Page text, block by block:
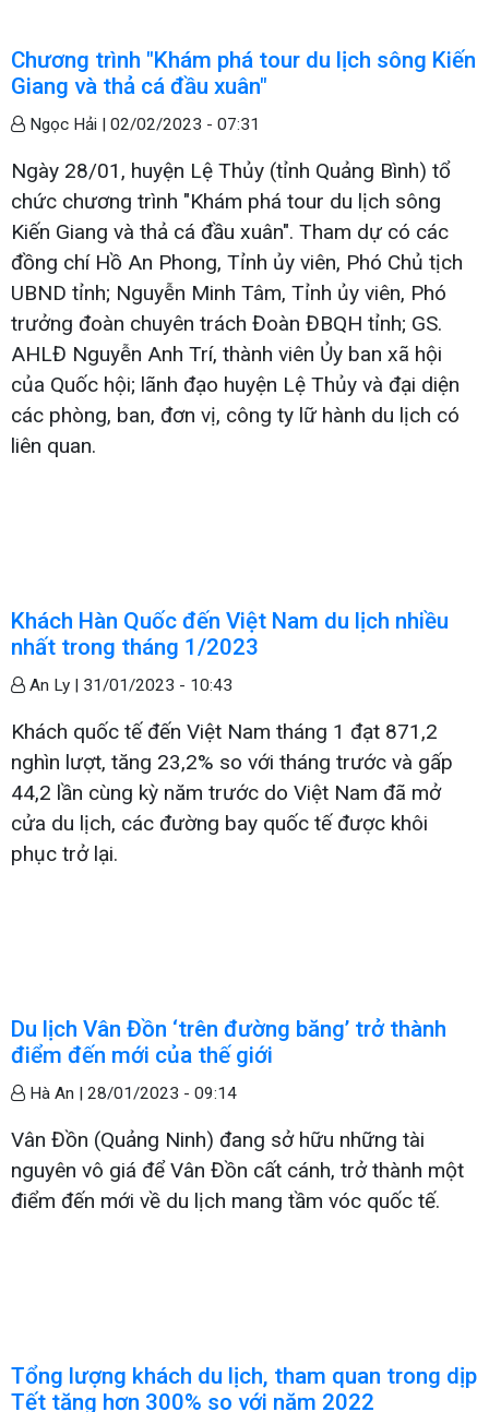
Chương trình "Khám phá tour du lịch sông Kiến
Giang và thả cá đầu xuân"
Ngọc Hải | 02/02/2023 - 07:31
Ngày 28/01, huyện Lệ Thủy (tỉnh Quảng Bình) tổ
chức chương trình "Khám phá tour du lịch sông
Kiến Giang và thả cá đầu xuân". Tham dự có các
đồng chí Hồ An Phong, Tỉnh ủy viên, Phó Chủ tịch
UBND tỉnh; Nguyễn Minh Tâm, Tỉnh ủy viên, Phó
trưởng đoàn chuyên trách Đoàn ĐBQH tỉnh; GS.
AHLĐ Nguyễn Anh Trí, thành viên Ủy ban xã hội
của Quốc hội; lãnh đạo huyện Lệ Thủy và đại diện
các phòng, ban, đơn vị, công ty lữ hành du lịch có
liên quan.
Khách Hàn Quốc đến Việt Nam du lịch nhiều
nhất trong tháng 1/2023
An Ly | 31/01/2023 - 10:43
Khách quốc tế đến Việt Nam tháng 1 đạt 871,2
nghìn lượt, tăng 23,2% so với tháng trước và gấp
44,2 lần cùng kỳ năm trước do Việt Nam đã mở
cửa du lịch, các đường bay quốc tế được khôi
phục trở lại.
Du lịch Vân Đồn ‘trên đường băng’ trở thành
điểm đến mới của thế giới
Hà An | 28/01/2023 - 09:14
Vân Đồn (Quảng Ninh) đang sở hữu những tài
nguyên vô giá để Vân Đồn cất cánh, trở thành một
điểm đến mới về du lịch mang tầm vóc quốc tế.
Tổng lượng khách du lịch, tham quan trong dịp
Tết tăng hơn 300% so với năm 2022